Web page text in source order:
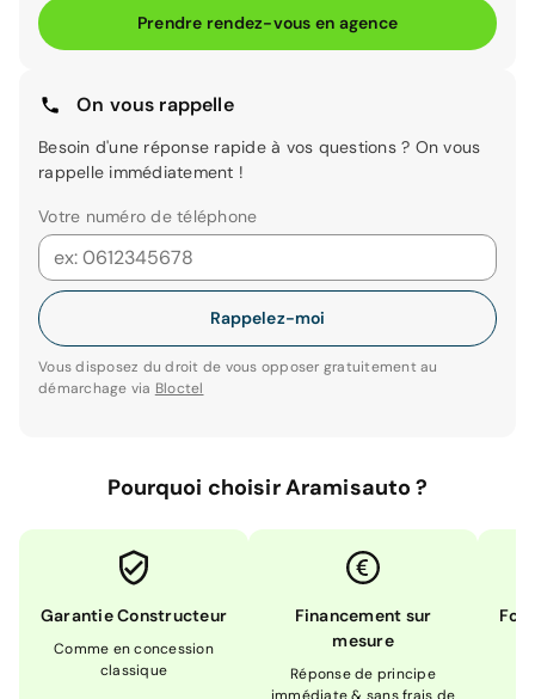
Prendre rendez-vous en agence
On vous rappelle
Besoin d'une réponse rapide à vos questions ? On vous
rappelle immédiatement !
Votre numéro de téléphone
Rappelez-moi
Vous disposez du droit de vous opposer gratuitement au
démarchage via Bloctel
Pourquoi choisir Aramisauto ?
Garantie Constructeur
Comme en concession
classique
Financement sur
mesure
Réponse de principe